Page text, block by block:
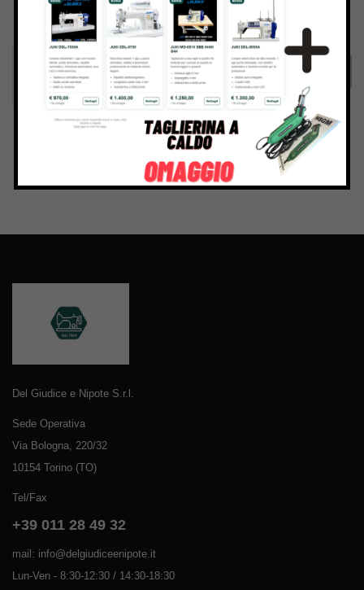
Inviando il messaggio confermo di aver letto e accettato
Termini e condizionidel sito web
Del Giudice e Nipote S.r.l.
Sede Operativa
Via Bologna, 220/32
10154 Torino (TO)
Tel/Fax
+39 011 28 49 32
mail: info@delgiudiceenipote.it
Lun-Ven - 8:30-12:30 / 14:30-18:30